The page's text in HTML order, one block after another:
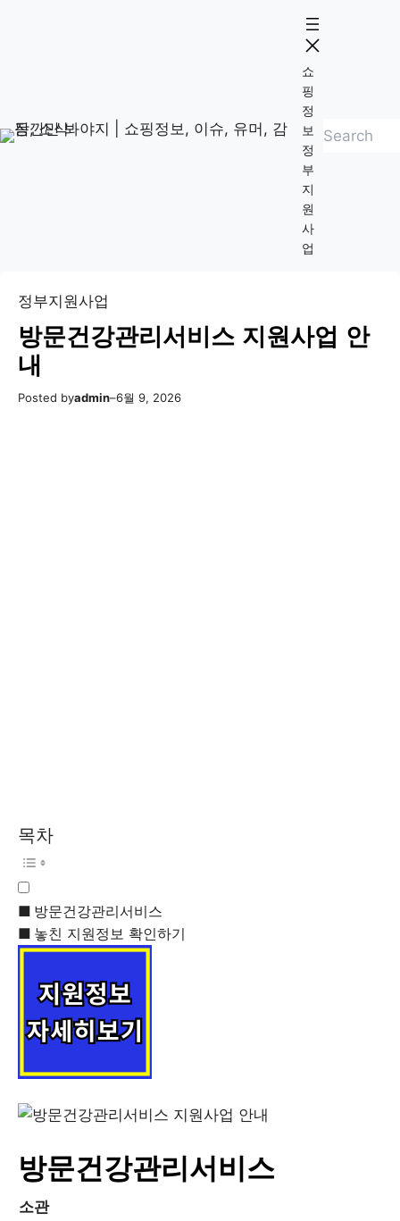
로
쇼
핑
정
보
정
부
지
원
사
업
검
정부지원사업
방문건강관리서비스 지원사업 안
내
Posted byadmin–6월 9, 2026
목차
방문건강관리서비스
놓친 지원정보 확인하기
방문건강관리서비스
소관